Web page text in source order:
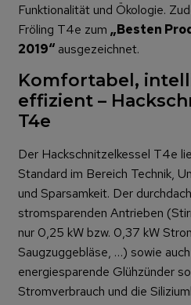
Funktionalität und Ökologie.
Fröling T4e zum „Besten
2019“ausgezeichnet.
Komfortabel,
effizient –
T4e
Der Hackschnitzelkessel T4e
Standard im Bereich Technik,
und Sparsamkeit. Der
stromsparenden Antrieben
nur 0,25 kW bzw. 0,37 kW
Saugzuggebläse, …) sowie
energiesparende Glühzünder
Stromverbrauch und die